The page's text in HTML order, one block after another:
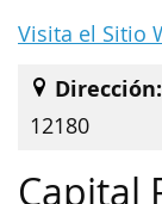
Visita el Sitio
Dirección:
12180
Capital